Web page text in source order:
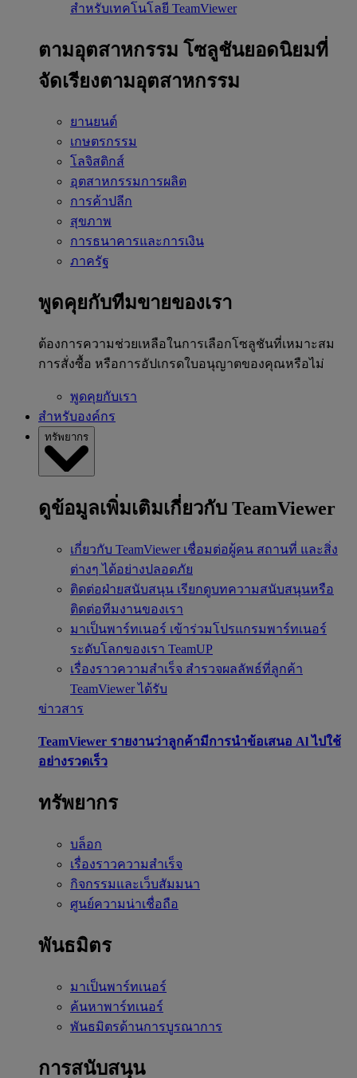
สำหรับเทคโนโลยี TeamViewer
ตามอุตสาหกรรม โซลูชันยอดนิยมที่
จัดเรียงตามอุตสาหกรรม
ยานยนต์
เกษตรกรรม
โลจิสติกส์
อุตสาหกรรมการผลิต
การค้าปลีก
สุขภาพ
การธนาคารและการเงิน
ภาครัฐ
พูดคุยกับทีมขายของเรา
ต้องการความช่วยเหลือในการเลือกโซลูชันที่เหมาะสม
การสั่งซื้อ หรือการอัปเกรดใบอนุญาตของคุณหรือไม่
พูดคุยกับเรา
สำหรับองค์กร
ทรัพยากร
ดูข้อมูลเพิ่มเติมเกี่ยวกับ TeamViewer
เกี่ยวกับ TeamViewer เชื่อมต่อผู้คน สถานที่ และสิ่ง
ต่างๆ ได้อย่างปลอดภัย
ติดต่อฝ่ายสนับสนุน เรียกดูบทความสนับสนุนหรือ
ติดต่อทีมงานของเรา
มาเป็นพาร์ทเนอร์ เข้าร่วมโปรแกรมพาร์ทเนอร์
ระดับโลกของเรา TeamUP
เรื่องราวความสำเร็จ สำรวจผลลัพธ์ที่ลูกค้า
TeamViewer ได้รับ
ข่าวสาร
TeamViewer รายงานว่าลูกค้ามีการนำข้อเสนอ Al ไปใช้
อย่างรวดเร็ว
ทรัพยากร
บล็อก
เรื่องราวความสำเร็จ
กิจกรรมและเว็บสัมมนา
ศูนย์ความน่าเชื่อถือ
พันธมิตร
มาเป็นพาร์ทเนอร์
ค้นหาพาร์ทเนอร์
พันธมิตรด้านการบูรณาการ
การสนับสนุน